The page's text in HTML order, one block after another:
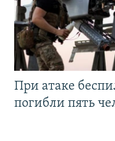
При атаке
погибли пять